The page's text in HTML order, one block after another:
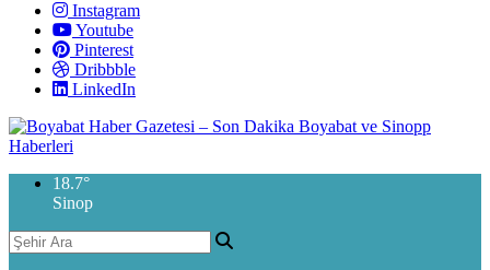
Instagram
Youtube
Pinterest
Dribbble
LinkedIn
18.7°
Sinop